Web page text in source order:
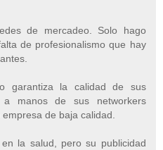
de mercadeo. Solo hago
de profesionalismo que hay
garantiza la calidad de sus
manos de sus networkers
de baja calidad.
la salud, pero su publicidad